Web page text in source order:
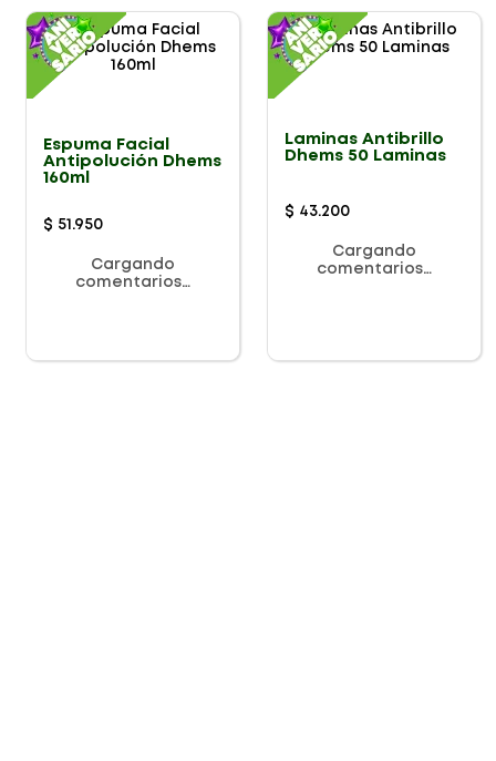
Espuma Facial
Antipolución Dhems
160ml
$ 51 .950
Cargando
comentarios…
Laminas Antibrillo
Dhems 50 Laminas
$ 43.200
Cargando
comentarios…